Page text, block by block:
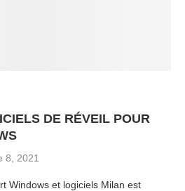
DE RÉVEIL POUR
8, 2021
Windows et logiciels Milan est